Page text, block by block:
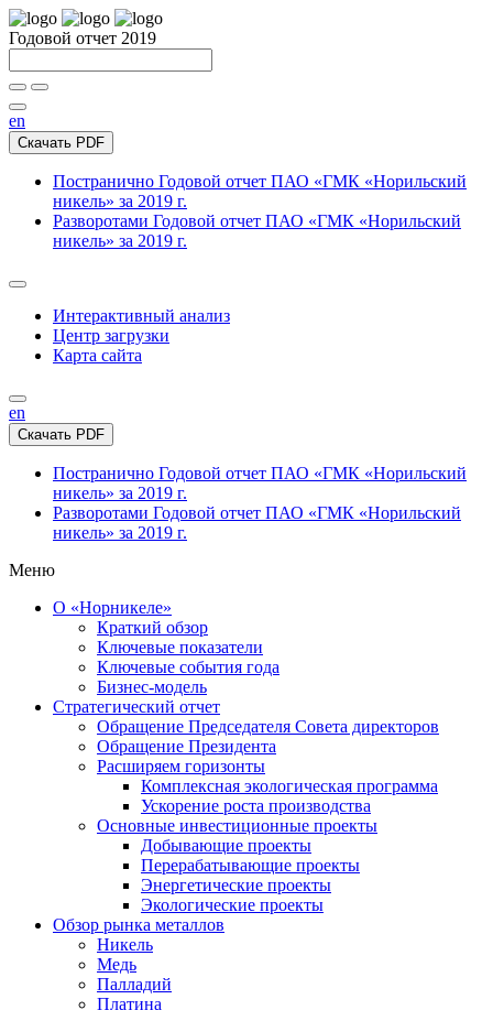
Годовой отчет 2019
en
Скачать PDF
Постранично Годовой отчет ПАО «ГМК «Норильский
никель» за 2019 г.
Разворотами Годовой отчет ПАО «ГМК «Норильский
никель» за 2019 г.
Интерактивный анализ
Центр загрузки
Карта сайта
en
Скачать PDF
Постранично Годовой отчет ПАО «ГМК «Норильский
никель» за 2019 г.
Разворотами Годовой отчет ПАО «ГМК «Норильский
никель» за 2019 г.
Меню
О «Норникеле»
Краткий обзор
Ключевые показатели
Ключевые события года
Бизнес-модель
Стратегический отчет
Обращение Председателя Совета директоров
Обращение Президента
Расширяем горизонты
Комплексная экологическая программа
Ускорение роста производства
Основные инвестиционные проекты
Добывающие проекты
Перерабатывающие проекты
Энергетические проекты
Экологические проекты
Обзор рынка металлов
Никель
Медь
Палладий
Платина